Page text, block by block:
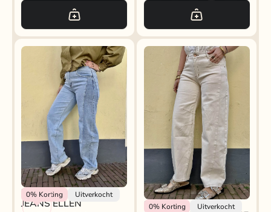
0% Korting Uitverkocht
Rokjeklokje
JEANS ELLEN
0%Korting Uitverkocht
Rokjeklokje